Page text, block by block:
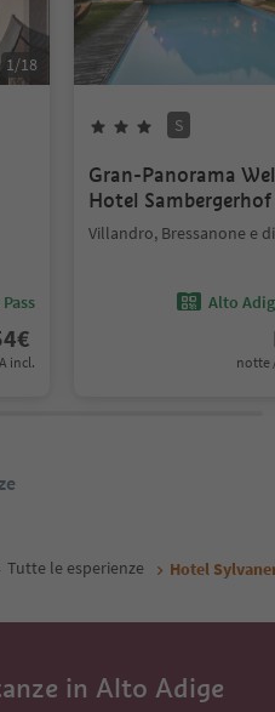
1/18
€
incl.
S
Gran-Panorama
Hotel Sambergerhof
Villandro, Bressanone e
Alto
notte
Tutte le esperienze Hotel
in Alto Adige